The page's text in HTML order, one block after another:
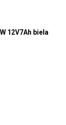
12V7Ah biela